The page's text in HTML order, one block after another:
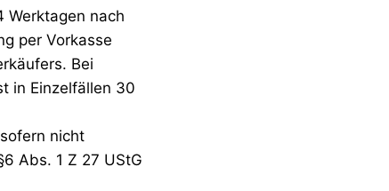
Werktagen nach
per Vorkasse
Bei
in Einzelfällen 30
nicht
Abs. 1 Z 27 UStG